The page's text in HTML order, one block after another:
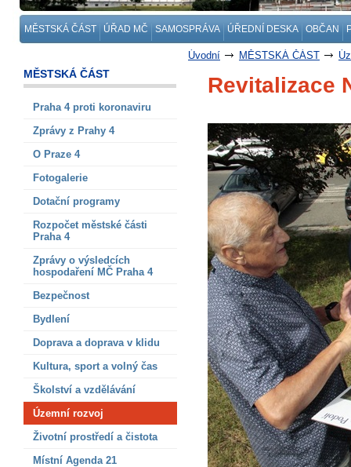
MĚSTSKÁ ČÁST ÚŘAD MČ SAMOSPRÁVA ÚŘEDNÍ DESKA OBČAN
Úvodní MĚSTSKÁ ČÁST
MĚSTSKÁ ČÁST
Praha 4 proti koronaviru
Zprávy z Prahy 4
O Praze 4
Fotogalerie
Dotační programy
Rozpočet městské části
Praha 4
Zprávy o výsledcích
hospodaření MČ Praha 4
Bezpečnost
Bydlení
Doprava a doprava v klidu
Kultura, sport a volný čas
Školství a vzdělávání
Územní rozvoj
Životní prostředí a čistota
Místní Agenda 21
Revitalizace